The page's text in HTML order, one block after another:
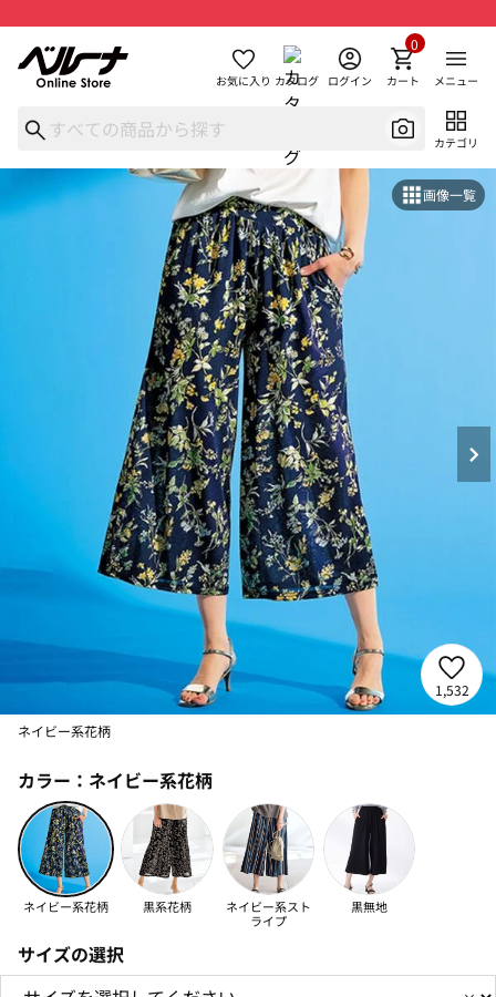
お気に入り カタログ ログイン カート
0
メニュー
カテゴリ
画像一覧
1,532
ネイビー系花柄
カラー： ネイビー系花柄
ネイビー系花柄 黒系花柄
ネイビー系スト
ライプ
黒無地
サイズの選択